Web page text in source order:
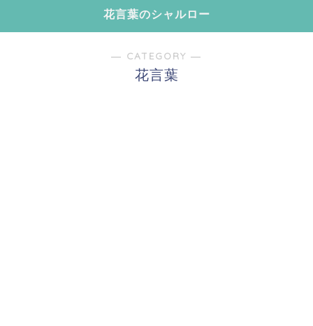
花言葉のシャルロー
― CATEGORY ―
花言葉